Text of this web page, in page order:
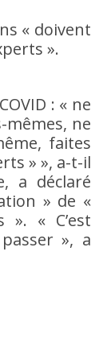
« doivent
».
: « ne
mêmes, ne
faites
» », a-t-il
a déclaré
» de «
». « C’est
», a